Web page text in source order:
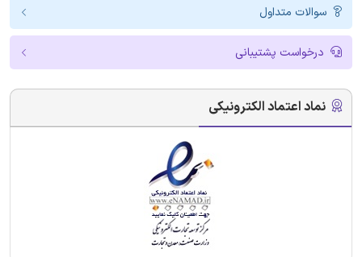
سوالات متداول
درخواست پشتیبانی
نماد اعتماد الکترونیکی